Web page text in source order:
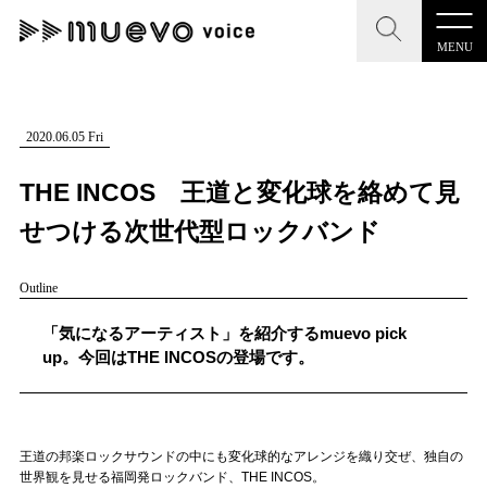
MENU
CLOSE
記事を検索する
人気ワード
#男性SSW #ポップス #女性SSW
CLOSE
"読者の声を形にする”音楽特化メディア
MENU
記事一覧
お問い合わせ
2020.06.05 Fri
THE INCOS 王道と変化球を絡めて見
せつける次世代型ロックバンド
Outline
「気になるアーティスト」を紹介するmuevo pick
up。今回はTHE INCOSの登場です。
王道の邦楽ロックサウンドの中にも変化球的なアレンジを織り交ぜ、独自の
世界観を見せる福岡発ロックバンド、THE INCOS。